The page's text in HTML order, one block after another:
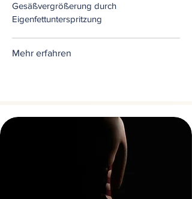
Gesäßvergrößerung durch
Eigenfettunterspritzung
Mehr erfahren